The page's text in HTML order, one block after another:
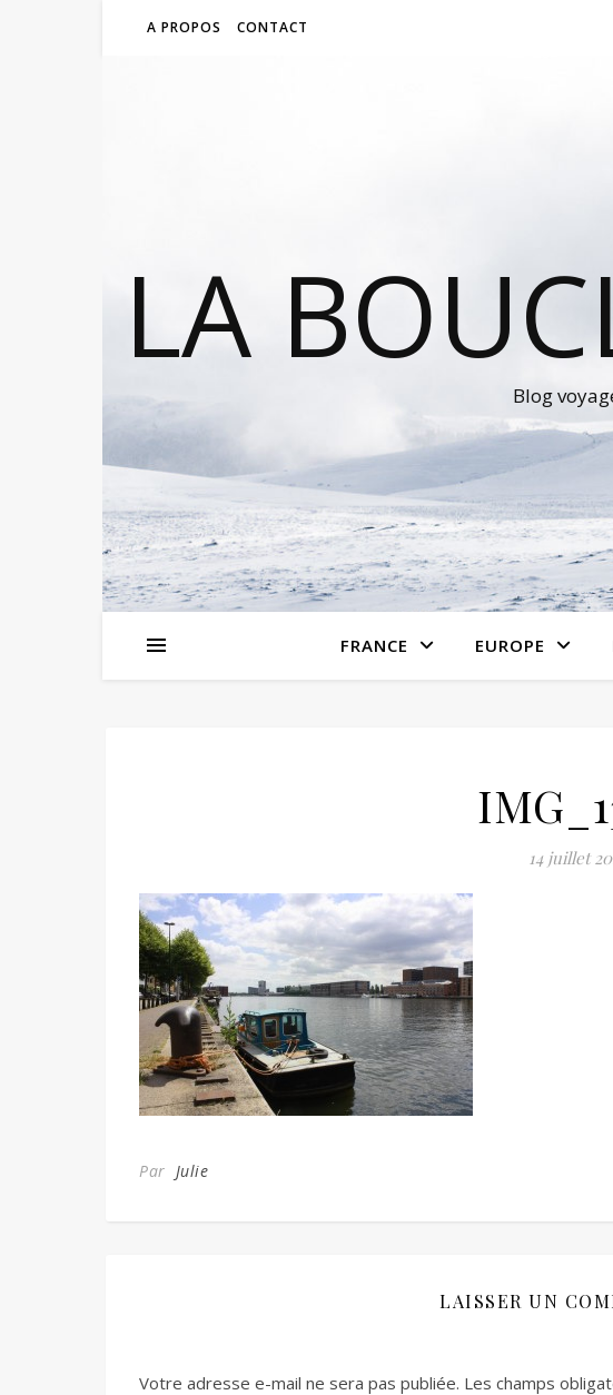
A PROPOS CONTACT
LA
Blog
FRANCE EUROPE
14 juillet
Par Julie
LAISSER UN
Votre adresse e-mail ne sera pas publiée. Les champs